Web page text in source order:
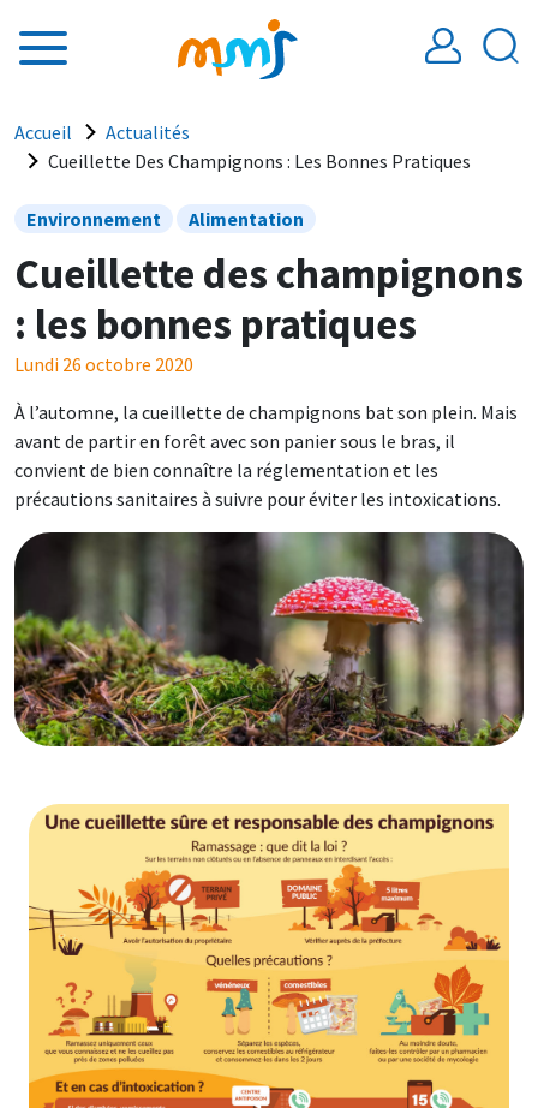
Fil d'Ariane
Accueil
Actualités
Cueillette Des Champignons : Les Bonnes Pratiques
Environnement Alimentation
Cueillette des champignons
: les bonnes pratiques
Lundi 26 octobre 2020
À l’automne, la cueillette de champignons bat son plein. Mais
avant de partir en forêt avec son panier sous le bras, il
convient de bien connaître la réglementation et les
précautions sanitaires à suivre pour éviter les intoxications.
Image
Image